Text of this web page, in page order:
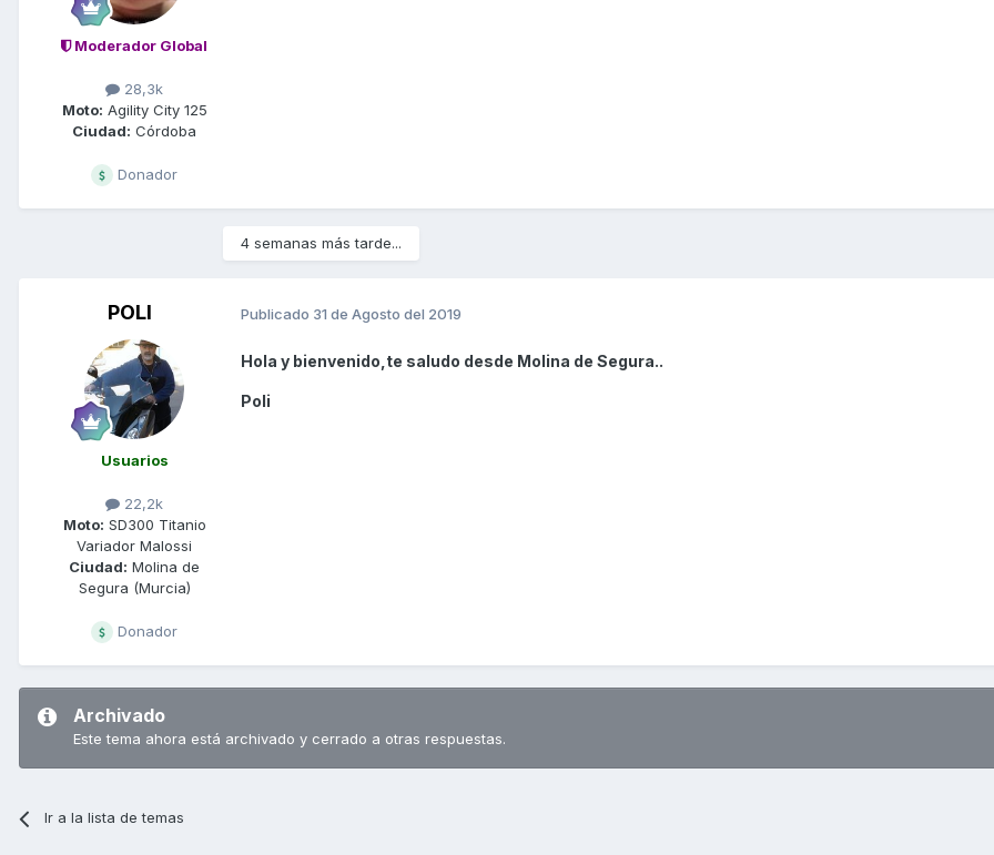
Moderador Global
28,3k
Moto: Agility City 125
Ciudad: Córdoba
Donador
4 semanas más tarde...
POLI
Usuarios
22,2k
Moto: SD300 Titanio
Variador Malossi
Ciudad: Molina de
Segura (Murcia)
Donador
Publicado 31 de Agosto del 2019
Hola y bienvenido,te saludo desde Molina de Segura..
Poli
Archivado
Este tema ahora está archivado y cerrado a otras respuestas.
Ir a la lista de temas